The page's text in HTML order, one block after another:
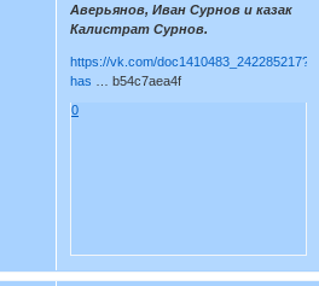
Аверьянов, Иван Сурнов и казак
Калистрат Сурнов.
https://vk.com/doc1410483_242285217?
has … b54c7aea4f
0